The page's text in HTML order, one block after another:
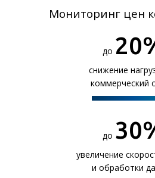
Мониторинг цен
до 20
снижение
коммерческий
до 30
увеличение
и обработки